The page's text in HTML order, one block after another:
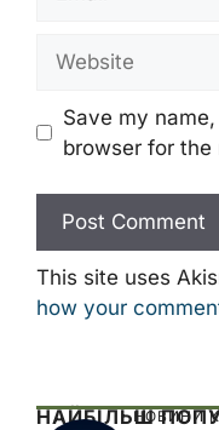
Save my
browser for
This site uses
how your
НАЙБІЛЬШНОВИНИ